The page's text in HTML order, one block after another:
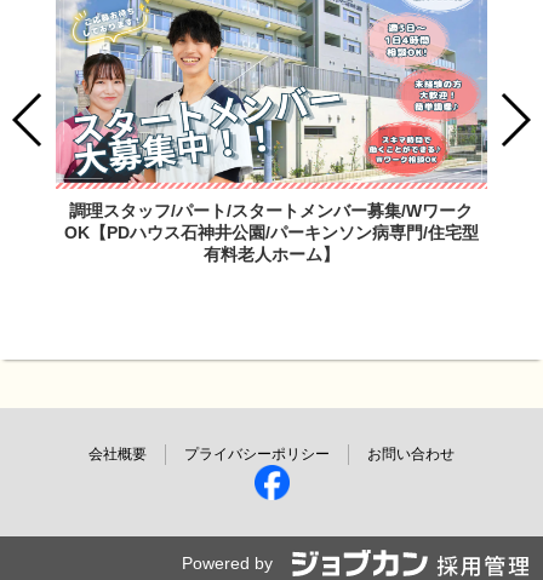
調理スタッフ/パート/スタートメンバー募集/Wワーク
OK【PDハウス石神井公園/パーキンソン病専門/住宅型
有料老人ホーム】
会社概要 プライバシーポリシー お問い合わせ
Powered by